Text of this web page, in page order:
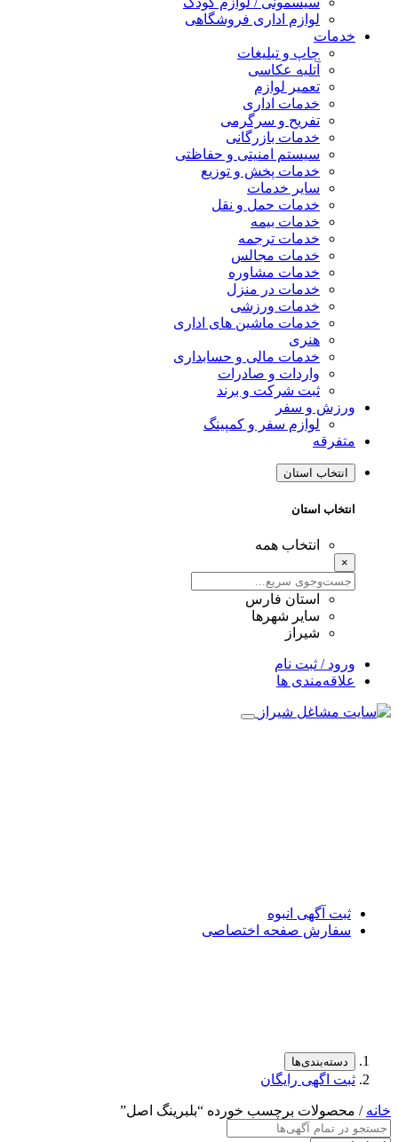
لوازم اداری فروشگاهی
خدمات
چاپ و تبلیغات
آتلیه عکاسی
تعمیر لوازم
خدمات اداری
تفریح و سرگرمی
خدمات بازرگانی
سیستم امنیتی و حفاظتی
خدمات پخش و توزیع
سایر خدمات
خدمات حمل و نقل
خدمات بیمه
خدمات ترجمه
خدمات مجالس
خدمات مشاوره
خدمات در منزل
خدمات ورزشی
خدمات ماشین های اداری
هنری
خدمات مالی و حسابداری
واردات و صادرات
ثبت شرکت و برند
ورزش و سفر
لوازم سفر و کمپینگ
متفرقه
انتخاب استان
انتخاب استان
انتخاب همه
×
استان فارس
سایر شهرها
شیراز
ورود / ثبت نام
علاقه‌مندی ها
ثبت آگهی انبوه
سفارش صفحه اختصاصی
دسته‌بندی‌ها
ثبت اگهی رایگان
خانه / محصولات برچسب خورده “بلبرینگ اصل”